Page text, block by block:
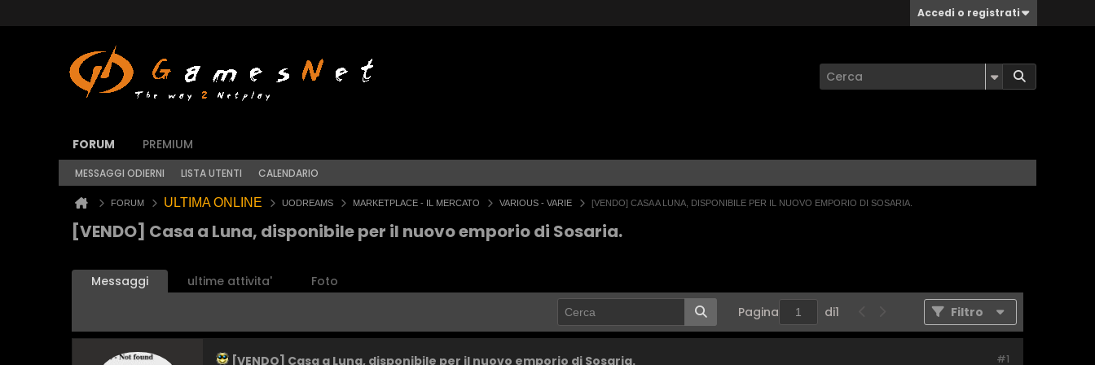
Accedi o registrati
FORUM PREMIUM
MESSAGGI ODIERNI LISTA UTENTI CALENDARIO
FORUM ULTIMA ONLINE UODREAMS MARKETPLACE - IL MERCATO VARIOUS - VARIE [VENDO] CASA A LUNA, DISPONIBILE PER IL NUOVO EMPORIO DI SOSARIA.
[VENDO] Casa a Luna, disponibile per il nuovo emporio di Sosaria.
Messaggi ultime attivita'
Foto
Pagina
di1 Filtro
#1
[VENDO] Casa a Luna, disponibile per il nuovo emporio di Sosaria.